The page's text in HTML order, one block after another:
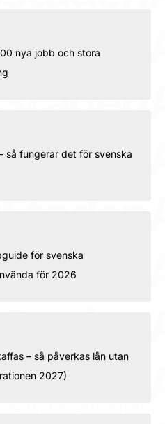
nya jobb och stora
så fungerar det för svenska
för svenska
för 2026
– så påverkas lån utan
2027)